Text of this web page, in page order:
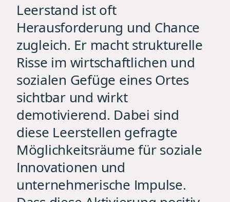
Leerstand ist oft
Herausforderung und Chance
zugleich. Er macht strukturelle
Risse im wirtschaftlichen und
sozialen Gefüge eines Ortes
sichtbar und wirkt
demotivierend. Dabei sind
diese Leerstellen gefragte
Möglichkeitsräume für soziale
Innovationen und
unternehmerische Impulse.